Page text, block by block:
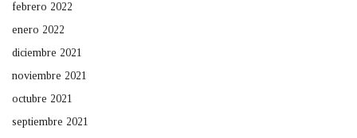
febrero 2022
enero 2022
diciembre 2021
noviembre 2021
octubre 2021
septiembre 2021